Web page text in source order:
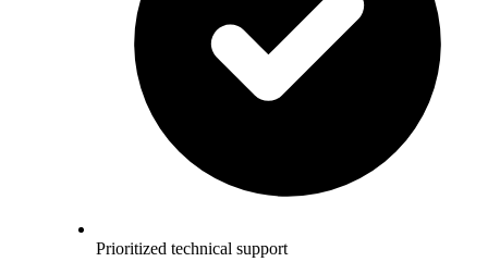
Prioritized technical support